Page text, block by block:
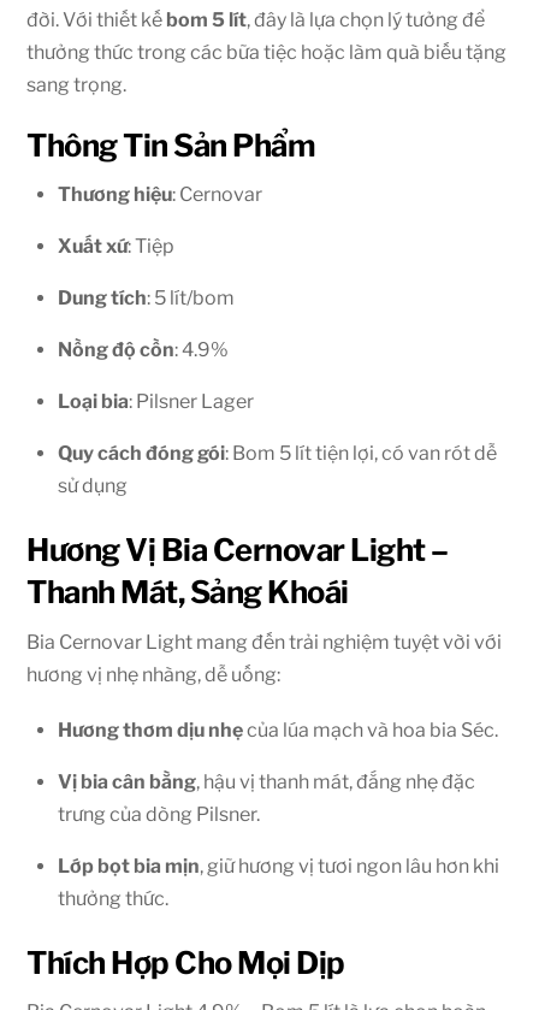
đời. Với thiết kế bom 5 lít, đây là lựa chọn lý tưởng để
thưởng thức trong các bữa tiệc hoặc làm quà biếu tặng
sang trọng.
Thông Tin Sản Phẩm
Thương hiệu: Cernovar
Xuất xứ: Tiệp
Dung tích: 5 lít/bom
Nồng độ cồn: 4.9%
Loại bia: Pilsner Lager
Quy cách đóng gói: Bom 5 lít tiện lợi, có van rót dễ
sử dụng
Hương Vị Bia Cernovar Light –
Thanh Mát, Sảng Khoái
Bia Cernovar Light mang đến trải nghiệm tuyệt vời với
hương vị nhẹ nhàng, dễ uống:
Hương thơm dịu nhẹcủa lúa mạch và hoa bia Séc.
Vị bia cân bằng, hậu vị thanh mát, đắng nhẹ đặc
trưng của dòng Pilsner.
Lớp bọt bia mịn, giữ hương vị tươi ngon lâu hơn khi
thưởng thức.
Thích Hợp Cho Mọi Dịp